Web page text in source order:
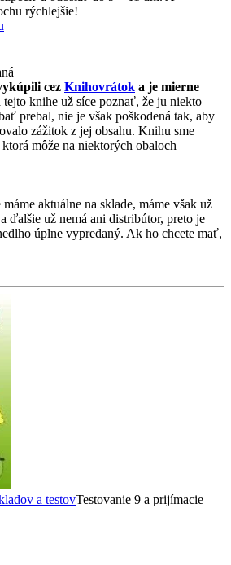
rýchlejšie!
cez Knihovrátok a je mierne
tejto knihe už síce poznať, že ju niekto
prebal, nie je však poškodená tak, aby
zážitok z jej obsahu. Knihu sme
môže na niektorých obaloch
aktuálne na sklade, máme však už
ďalšie už nemá ani distribútor, preto je
úplne vypredaný. Ak ho chcete mať,
a testovTestovanie 9 a prijímacie